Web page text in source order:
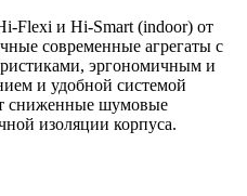
Flexi и Hi-Smart (indoor) от
современные агрегаты с
эргономичным и
и удобной системой
сниженные шумовые
изоляции корпуса.